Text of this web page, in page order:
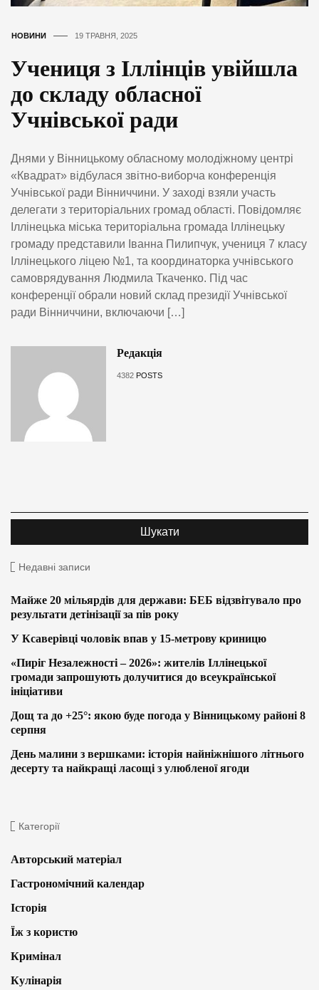
НОВИНИ 19 ТРАВНЯ, 2025
Учениця з Іллінців увійшла
до складу обласної
Учнівської ради
Днями у Вінницькому обласному молодіжному центрі
«Квадрат» відбулася звітно-виборча конференція
Учнівської ради Вінниччини. У заході взяли участь
делегати з територіальних громад області. Повідомляє
Іллінецька міська територіальна громада Іллінецьку
громаду представили Іванна Пилипчук, учениця 7 класу
Іллінецького ліцею №1, та координаторка учнівського
самоврядування Людмила Ткаченко. Під час
конференції обрали новий склад президії Учнівської
ради Вінниччини, включаючи […]
Редакція
4382 POSTS
Недавні записи
Майже 20 мільярдів для держави: БЕБ відзвітувало про
результати детінізації за пів року
У Ксаверівці чоловік впав у 15-метрову криницю
«Пиріг Незалежності – 2026»: жителів Іллінецької
громади запрошують долучитися до всеукраїнської
ініціативи
Дощ та до +25°: якою буде погода у Вінницькому районі 8
серпня
День малини з вершками: історія найніжнішого літнього
десерту та найкращі ласощі з улюбленої ягоди
Категорії
Авторський матеріал
Гастрономічний календар
Історія
Їж з користю
Кримінал
Кулінарія